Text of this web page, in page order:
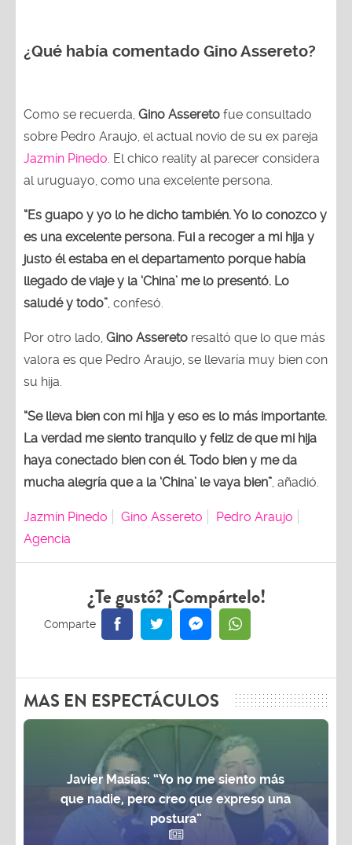
¿Qué había comentado Gino Assereto?
Como se recuerda, Gino Assereto fue consultado
sobre Pedro Araujo, el actual novio de su ex pareja
Jazmín Pinedo . El chico reality al parecer considera
al uruguayo, como una excelente persona.
“Es guapo y yo lo he dicho también. Yo lo conozco y
es una excelente persona. Fui a recoger a mi hija y
justo él estaba en el departamento porque había
llegado de viaje y la ‘China’ me lo presentó. Lo
saludé y todo” , confesó.
Por otro lado, Gino Assereto resaltó que lo que más
valora es que Pedro Araujo, se llevaría muy bien con
su hija.
“Se lleva bien con mi hija y eso es lo más importante.
La verdad me siento tranquilo y feliz de que mi hija
haya conectado bien con él. Todo bien y me da
mucha alegría que a la ‘China’ le vaya bien” , añadió.
Jazmín Pinedo Gino Assereto
Pedro Araujo
Agencia
¿Te gustó? ¡Compártelo!
MAS EN ESPECTÁCULOS
Javier Masías: “Yo no me siento más
que nadie, pero creo que expreso una
postura”